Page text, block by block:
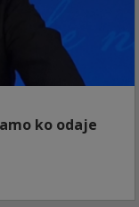
ko odaje